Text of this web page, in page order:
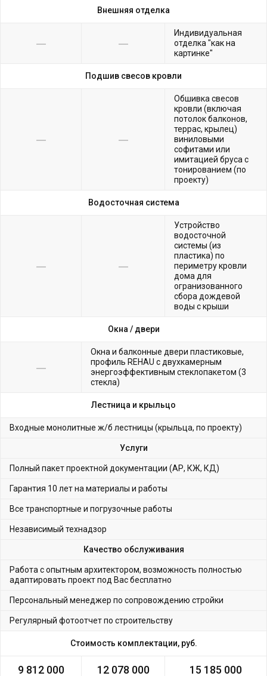
Внешняя отделка
Индивидуальная
отделка "как на
картинке"
Подшив свесов кровли
Обшивка свесов
кровли (включая
потолок балконов,
террас, крылец)
виниловыми
софитами или
имитацией бруса с
тонированием (по
проекту)
Водосточная система
Устройство
водосточной
системы (из
пластика) по
периметру кровли
дома для
огранизованного
сбора дождевой
воды с крыши
Окна / двери
Окна и балконные двери пластиковые,
профиль REHAU с двухкамерным
энергоэффективным стеклопакетом (3
стекла)
Лестница и крыльцо
Входные монолитные ж/б лестницы (крыльца, по проекту)
Услуги
Полный пакет проектной документации (АР, КЖ, КД)
Гарантия 10 лет на материалы и работы
Все транспортные и погрузочные работы
Независимый технадзор
Качество обслуживания
Работа с опытным архитектором, возможность полностью
адаптировать проект под Вас бесплатно
Персональный менеджер по сопровождению стройки
Регулярный фотоотчет по строительству
Стоимость комплектации, руб.
9 812 000 12 078 000 15 185 000